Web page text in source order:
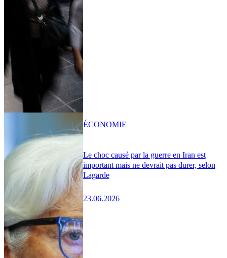
Le choc causé par la guerre en Iran est
important mais ne devrait pas durer, selon
Lagarde
23.06.2026
ÉCONOMIE